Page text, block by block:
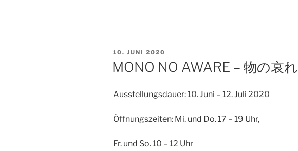
VERÖFFENTLICHT
AM
10. JUNI 2020
MONO NO AWARE – 物の哀れ
Ausstellungsdauer: 10. Juni – 12. Juli 2020
Öffnungszeiten: Mi. und Do. 17 – 19 Uhr,
Fr. und So. 10 – 12 Uhr